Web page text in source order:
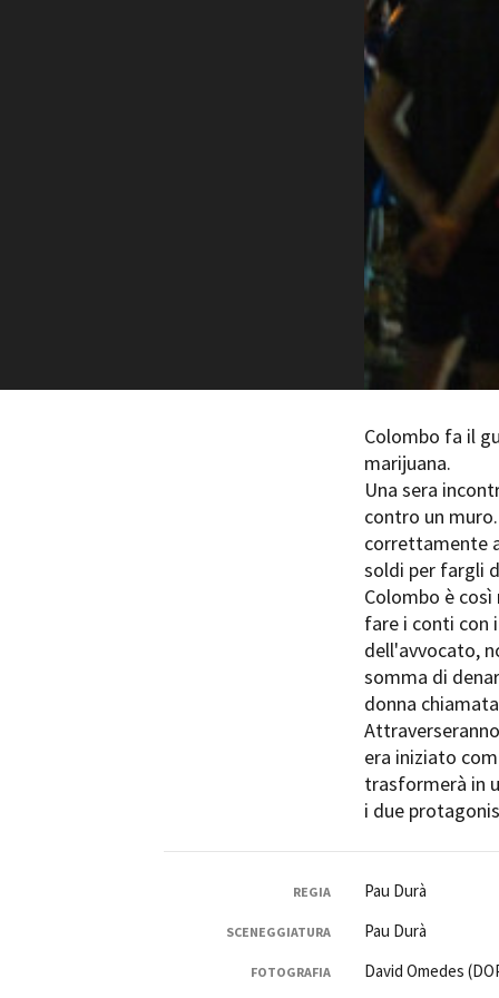
Rete regionale
Bilancio sociale
Amministrazione
Bandi e gare
Sostenibilità ambientale
Servizi generali
Location scouting
Spazi nella sede FCTP
Sala Casting
Sala Paolo Tenna
FILM FUNDS
Piemonte Film Tv Fund
Piemonte Doc Film Fund
Short Film Fund
Amministrazione trasparente
Colombo fa il
marijuana.
Una sera
contro un
correttamente
soldi per fargli
Colombo è
fare i conti con
dell'avvocato,
somma di
donna
era iniziato
trasformerà in
i due
REGIA Pau Durà
SCENEGGIATURA Pau Durà
FOTOGRAFIA David Omedes